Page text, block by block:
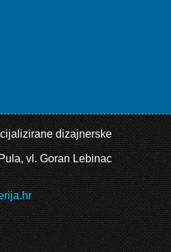
dizajnerske
vl. Goran Lebinac